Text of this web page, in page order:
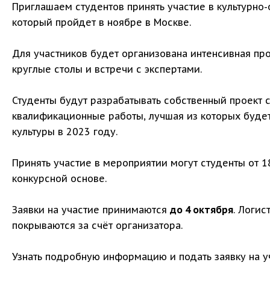
Приглашаем студентов принять участие в
который пройдет в ноябре в Москве.
Для участников будет организована интенсивная
круглые столы и встречи с экспертами.
Студенты будут разрабатывать собственный
квалификационные работы, лучшая из которых
культуры в 2023 году.
Принять участие в мероприятии могут студенты от
конкурсной основе.
Заявки на участие принимаются до 4 октября.
покрываются за счёт организатора.
Узнать подробную информацию и подать заявку на